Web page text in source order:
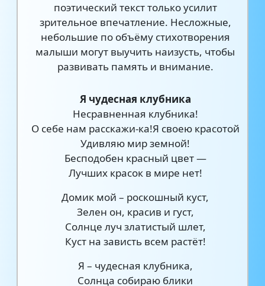
поэтический текст только усилит
зрительное впечатление. Несложные,
небольшие по объёму стихотворения
малыши могут выучить наизусть, чтобы
развивать память и внимание.
Я чудесная клубника
Несравненная клубника!
О себе нам расскажи-ка!Я своею красотой
Удивляю мир земной!
Бесподобен красный цвет —
Лучших красок в мире нет!
Домик мой – роскошный куст,
Зелен он, красив и густ,
Солнце луч златистый шлет,
Куст на зависть всем растёт!
Я – чудесная клубника,
Солнца собираю блики